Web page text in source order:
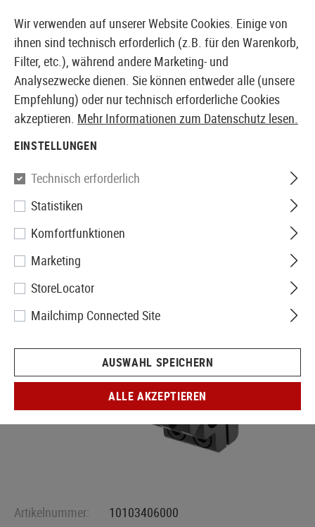
EUROPÄISCHER AIRSOFT SHOP & GROßHÄNDLER
Leapers
AR-15 Tri Rail Barrel Mount
Artikelnummer:
10103406000
Wir verwenden auf unserer Website Cookies. Einige von
ihnen sind technisch erforderlich (z.B. für den Warenkorb,
Filter, etc.), während andere Marketing- und
Analysezwecke dienen. Sie können entweder alle (unsere
Empfehlung) oder nur technisch erforderliche Cookies
akzeptieren. Mehr Informationen zum Datenschutz lesen.
EINSTELLUNGEN
Technisch erforderlich
Statistiken
Komfortfunktionen
Marketing
StoreLocator
Mailchimp Connected Site
AUSWAHL SPEICHERN
ALLE AKZEPTIEREN